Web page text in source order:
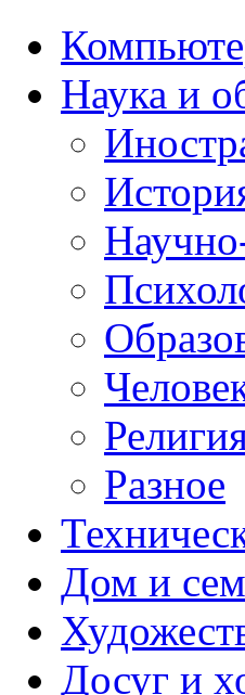
Наука и
Разное
Дом и
Досуг и